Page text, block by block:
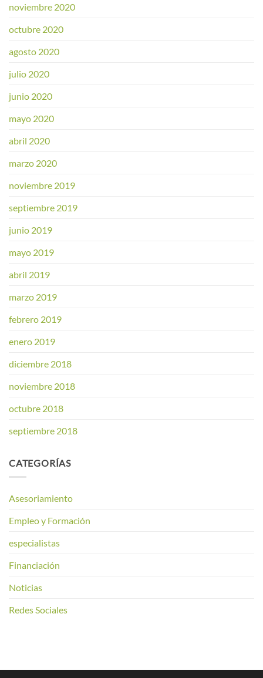
noviembre 2020
octubre 2020
agosto 2020
julio 2020
junio 2020
mayo 2020
abril 2020
marzo 2020
noviembre 2019
septiembre 2019
junio 2019
mayo 2019
abril 2019
marzo 2019
febrero 2019
enero 2019
diciembre 2018
noviembre 2018
octubre 2018
septiembre 2018
CATEGORÍAS
Asesoriamiento
Empleo y Formación
especialistas
Financiación
Noticias
Redes Sociales